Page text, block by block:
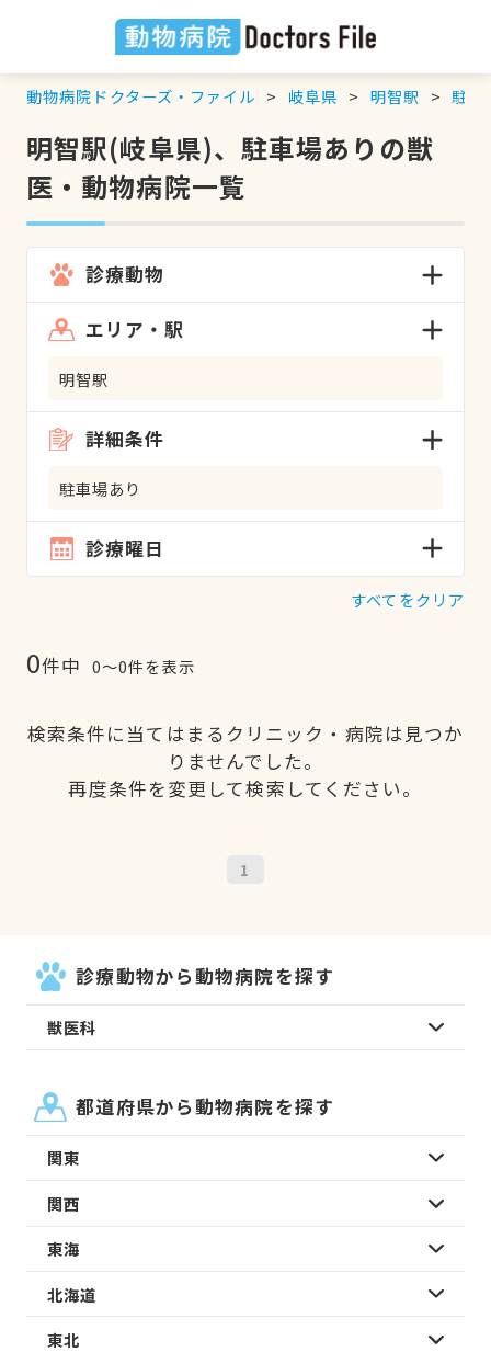
動物病院ドクターズ・ファイル 岐阜県 明智駅 駐車
明智駅(岐阜県)、駐車場ありの獣
医・動物病院一覧
診療動物
エリア・駅
明智駅
詳細条件
駐車場あり
診療曜日
すべてをクリア
0件中 0〜0件を表示
検索条件に当てはまるクリニック・病院は見つか
りませんでした。
再度条件を変更して検索してください。
1
診療動物から動物病院を探す
獣医科
都道府県から動物病院を探す
関東
関西
東海
北海道
東北